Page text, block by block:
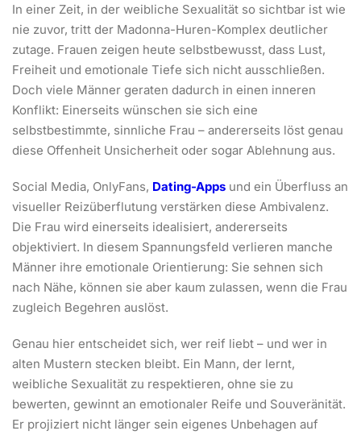
In einer Zeit, in der weibliche Sexualität so sichtbar ist wie
nie zuvor, tritt der Madonna-Huren-Komplex deutlicher
zutage. Frauen zeigen heute selbstbewusst, dass Lust,
Freiheit und emotionale Tiefe sich nicht ausschließen.
Doch viele Männer geraten dadurch in einen inneren
Konflikt: Einerseits wünschen sie sich eine
selbstbestimmte, sinnliche Frau – andererseits löst genau
diese Offenheit Unsicherheit oder sogar Ablehnung aus.
Social Media, OnlyFans, Dating-Apps und ein Überfluss an
visueller Reizüberflutung verstärken diese Ambivalenz.
Die Frau wird einerseits idealisiert, andererseits
objektiviert. In diesem Spannungsfeld verlieren manche
Männer ihre emotionale Orientierung: Sie sehnen sich
nach Nähe, können sie aber kaum zulassen, wenn die Frau
zugleich Begehren auslöst.
Genau hier entscheidet sich, wer reif liebt – und wer in
alten Mustern stecken bleibt. Ein Mann, der lernt,
weibliche Sexualität zu respektieren, ohne sie zu
bewerten, gewinnt an emotionaler Reife und Souveränität.
Er projiziert nicht länger sein eigenes Unbehagen auf